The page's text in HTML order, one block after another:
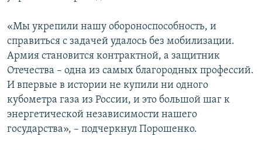
«Мы укрепили нашу обороноспособность, и
справиться с задачей удалось без мобилизации.
Армия становится контрактной, а защитник
Отечества – одна из самых благородных профессий.
И впервые в истории не купили ни одного
кубометра газа из России, и это большой шаг к
энергетической независимости нашего
государства», – подчеркнул Порошенко.